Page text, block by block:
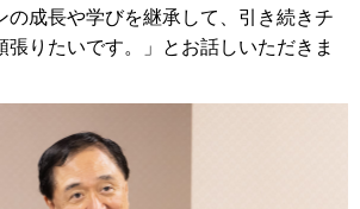
の成長や学びを継承して、引き続きチ
張りたいです。」とお話しいただきま